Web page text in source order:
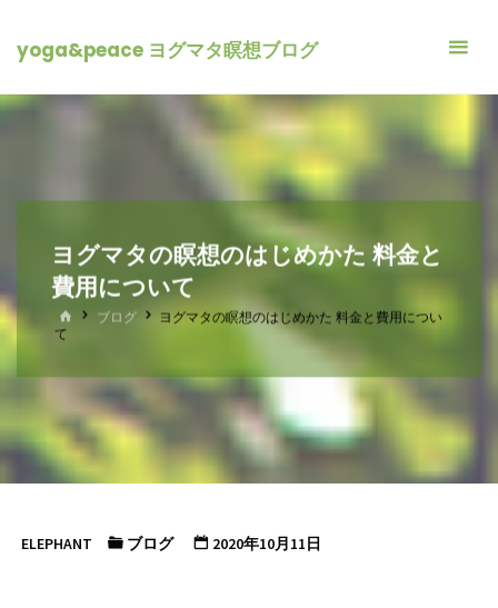
yoga&peace ヨグマタ瞑想ブログ
ヨグマタの瞑想のはじめかた 料金と
費用について
ホ
ブログ
ヨグマタの瞑想のはじめかた 料金と費用につい
て
ELEPHANT ブログ 2020年10月11日